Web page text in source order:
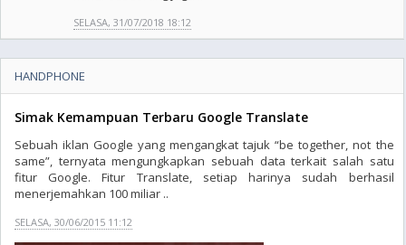
SELASA, 31/07/2018 18:12
HANDPHONE
Simak Kemampuan Terbaru Google Translate
Sebuah iklan Google yang mengangkat tajuk “be together, not the
same”, ternyata mengungkapkan sebuah data terkait salah satu
fitur Google. Fitur Translate, setiap harinya sudah berhasil
menerjemahkan 100 miliar ..
SELASA, 30/06/2015 11:12